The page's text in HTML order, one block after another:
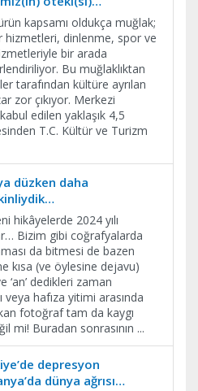
kapsamı oldukça muğlak;
hizmetleri, dinlenme, spor ve
bir arada
Bu muğlaklıktan
tarafından kültüre ayrılan
zor çıkıyor. Merkezi
edilen yaklaşık 4,5
T.C. Kültür ve Turizm
düzken daha
hikâyelerde 2024 yılı
Bizim gibi coğrafyalarda
da bitmesi de bazen
kısa (ve öylesine dejavu)
‘an’ dedikleri zaman
hafıza yitimi arasında
fotoğraf tam da kaygı
mi! Buradan sonrasının ...
depresyon
dünya ağrısı…